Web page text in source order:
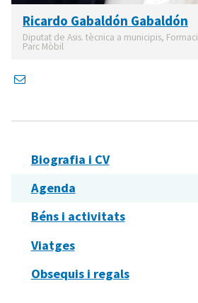
Ricardo Gabaldón Gabaldón
Diputat de Asis. tècnica a municipis,
Parc Mòbil
Biografia i CV
Agenda
Béns i activitats
Viatges
Obsequis i regals